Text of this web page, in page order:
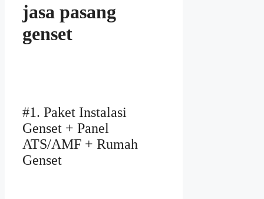
jasa pasang
genset
#1. Paket Instalasi
Genset + Panel
ATS/AMF + Rumah
Genset